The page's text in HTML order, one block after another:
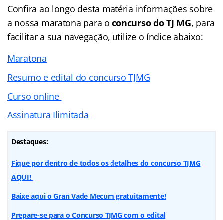
Confira ao longo desta matéria informações sobre
a nossa maratona para o concurso doTJ MG, para
facilitar a sua navegação, utilize o índice abaixo:
Maratona
Resumo e edital do concurso TJMG
Curso online
Assinatura Ilimitada
Destaques:
Fique por dentro de todos os detalhes do concurso TJMG
AQUI!
Baixe aqui o Gran Vade Mecum gratuitamente!
Prepare-se para o Concurso TJMG com o edital